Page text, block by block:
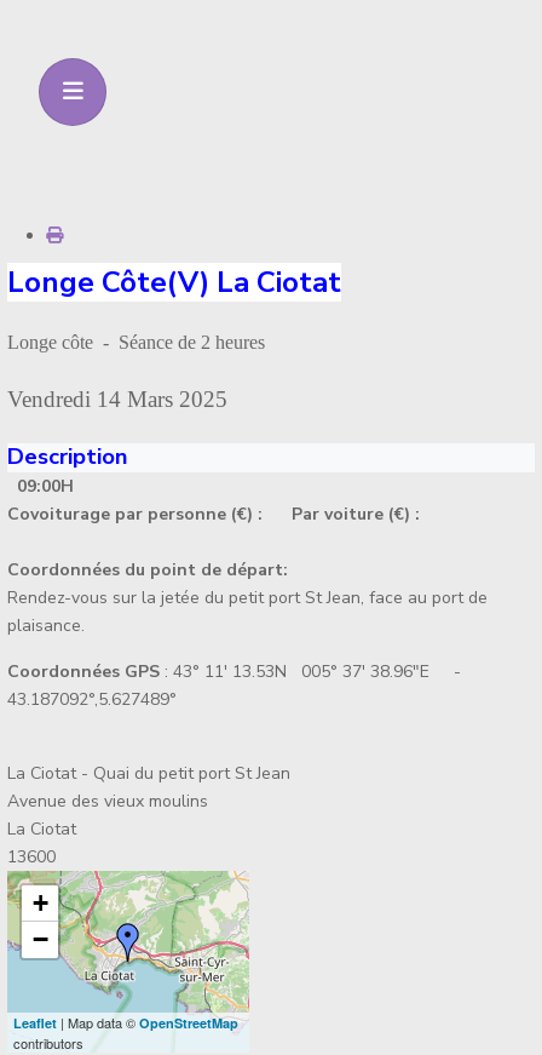
Longe Côte(V) La Ciotat
Longe côte - Séance de 2 heures
Vendredi 14 Mars 2025
Description
09:00H
Covoiturage par personne (€) :
Par voiture (€) :
Coordonnées du point de départ:
Rendez-vous sur la jetée du petit port St Jean, face au port de
plaisance.
Coordonnées GPS : 43° 11' 13.53N 005° 37' 38.96"E -
43.187092°,5.627489°
La Ciotat - Quai du petit port St Jean
Avenue des vieux moulins
La Ciotat
13600
+
−
Leaflet | Map data ©OpenStreetMap
contributors